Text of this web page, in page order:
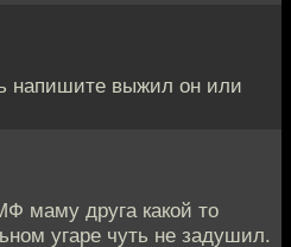
напишите выжил он или
маму друга какой то
угаре чуть не задушил.